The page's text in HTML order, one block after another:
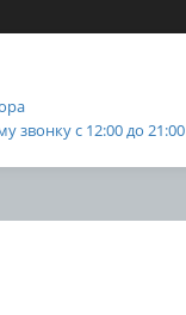
звонку с 12:00 до 21:00